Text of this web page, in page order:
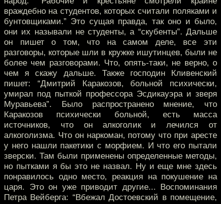
враждебно на студентов, которых считали поляками и
бунтовщиками.” Это сущая правда, так оно и было,
они их называли не студенты, а “скубенты”. Дальше
он пишет о том, что на самом деле, все эти
разговоры, которые шли в кружке ишутинцев, были не
более чем разговорами. Что, опять-таки, не верно, о
чем я скажу дальше. Также господин Кливенский
пишет: “Дмитрий Каракозов, больной психически,
умирал под пыткой профессора Эсдикауэра и зверя
Муравьева”. Было распространено мнение, что
Каракозов психически больной, есть масса
источников, что он алкоголик и лечился от
алкоголизма. Что он наркоман, потому что при аресте
у него нашли пакетики с морфием. И что его пытали
зверски. Там были применены определенные методы,
но пытками я бы это не назвал. Ну и еще мне здесь
понравилось одно место, реакция на покушение на
царя. Это он уже приводит другие... Воспоминания
Петра Вейберга: “Вбежал Достоевский в помещение,